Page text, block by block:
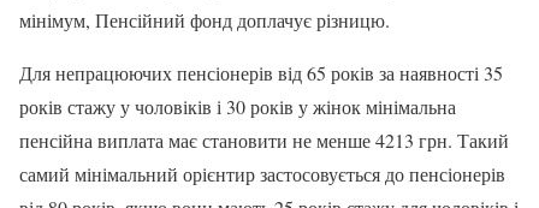
мінімум, Пенсійний фонд доплачує різницю.
Для непрацюючих пенсіонерів від 65 років за наявності 35
років стажу у чоловіків і 30 років у жінок мінімальна
пенсійна виплата має становити не менше 4213 грн. Такий
самий мінімальний орієнтир застосовується до пенсіонерів